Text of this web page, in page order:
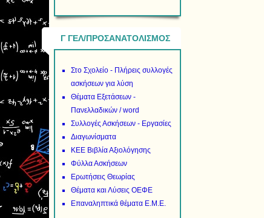
Γ ΓΕΛ/ΠΡΟΣΑΝΑΤΟΛΙΣΜΟΣ
Στο Σχολείο - Πλήρεις συλλογές
ασκήσεων για λύση
Θέματα Εξετάσεων -
Πανελλαδικών / word
Συλλογές Ασκήσεων - Εργασίες
Διαγωνίσματα
ΚΕΕ Βιβλία Αξιολόγησης
Φύλλα Ασκήσεων
Ερωτήσεις Θεωρίας
Θέματα και Λύσεις ΟΕΦΕ
Επαναληπτικά θέματα Ε.Μ.Ε.